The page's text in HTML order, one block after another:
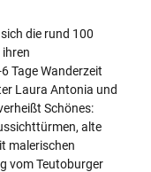
die rund 100
Tage Wanderzeit
Laura Antonia und
Schönes:
alte
malerischen
vom Teutoburger